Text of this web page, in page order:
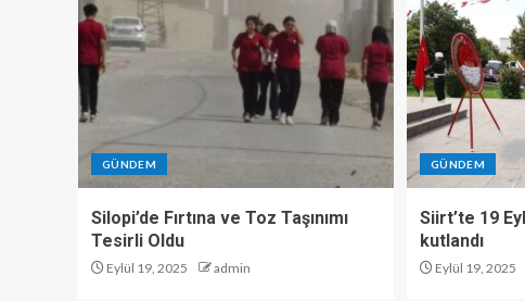
GÜNDEM
Silopi’de Fırtına ve Toz Taşınımı
Tesirli Oldu
Eylül 19, 2025 admin
GÜNDEM
Siirt’te 19
kutlandı
Eylül 19, 2025